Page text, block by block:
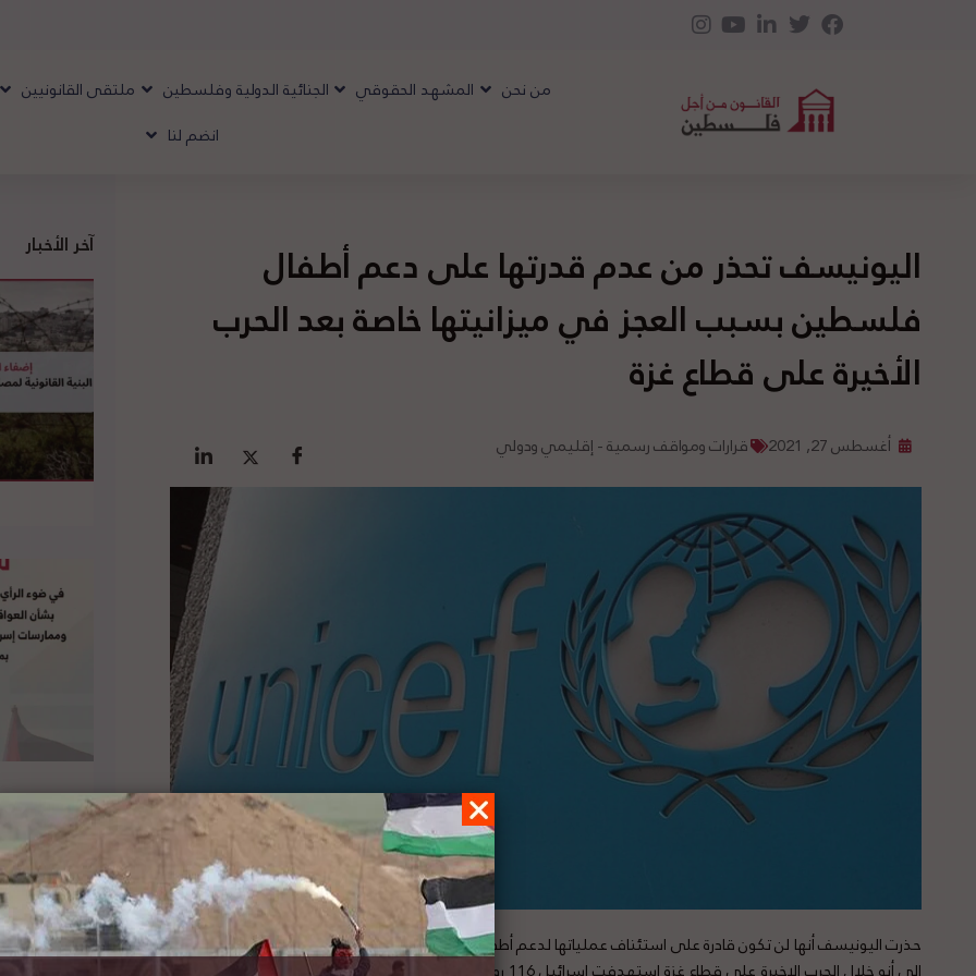
من نحن المشهد الحقوقي الجنائية الدولية وفلسطين ملتقى القانونيين
انضم لنا
اليونيسف تحذر من عدم قدرتها على دعم أطفال
فلسطين بسبب العجز في ميزانيتها خاصة بعد الحرب
الأخيرة على قطاع غزة
أغسطس 27, 2021 قرارات ومواقف رسمية - إقليمي ودولي
حذرت اليونيسف أنها لن تكون قادرة على استئناف عملياتها لدعم أطفال فلسطين بسبب نقص حاد في ميزانيتها، مشيرة
آخر الأخبار